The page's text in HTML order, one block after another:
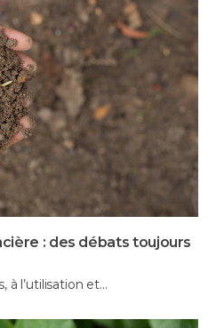
: des débats toujours
à l’utilisation et…